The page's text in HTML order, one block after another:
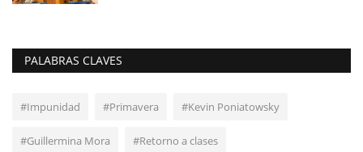
PALABRAS CLAVES
#Impunidad #Primavera #Kevin Poniatowsky
#Guillermina Mora #Retorno a clases